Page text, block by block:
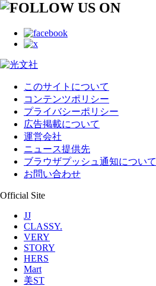
このサイトについて
コンテンツポリシー
プライバシーポリシー
広告掲載について
運営会社
ニュース提供先
ブラウザプッシュ通知について
お問い合わせ
Official Site
JJ
CLASSY.
VERY
STORY
HERS
Mart
美ST